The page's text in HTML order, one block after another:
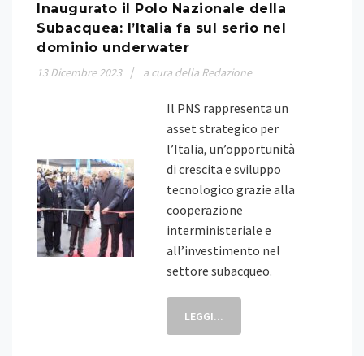
Inaugurato il Polo Nazionale della
Subacquea: l’Italia fa sul serio nel
dominio underwater
13 Dicembre 2023 a cura della Redazione
Il PNS rappresenta un
asset strategico per
l’Italia, un’opportunità
di crescita e sviluppo
tecnologico grazie alla
cooperazione
interministeriale e
all’investimento nel
settore subacqueo.
LEGGI...